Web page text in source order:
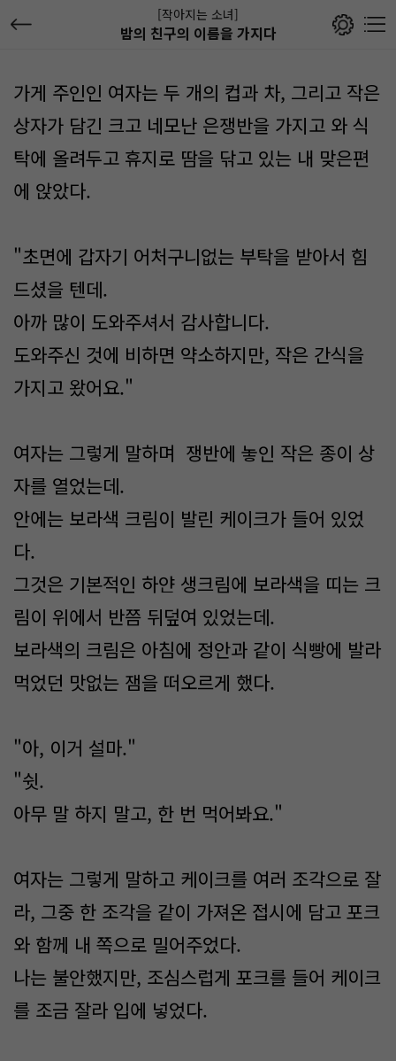
[작아지는 소녀]
밤의 친구의 이름을 가지다
가게 주인인 여자는 두 개의 컵과 차, 그리고 작은
상자가 담긴 크고 네모난 은쟁반을 가지고 와 식
탁에 올려두고 휴지로 땀을 닦고 있는 내 맞은편
에 앉았다.
"초면에 갑자기 어처구니없는 부탁을 받아서 힘
드셨을 텐데.
아까 많이 도와주셔서 감사합니다.
도와주신 것에 비하면 약소하지만, 작은 간식을
가지고 왔어요."
여자는 그렇게 말하며 쟁반에 놓인 작은 종이 상
자를 열었는데.
안에는 보라색 크림이 발린 케이크가 들어 있었
다.
그것은 기본적인 하얀 생크림에 보라색을 띠는 크
림이 위에서 반쯤 뒤덮여 있었는데.
보라색의 크림은 아침에 정안과 같이 식빵에 발라
먹었던 맛없는 잼을 떠오르게 했다.
"아, 이거 설마."
"쉿.
아무 말 하지 말고, 한 번 먹어봐요."
여자는 그렇게 말하고 케이크를 여러 조각으로 잘
라, 그중 한 조각을 같이 가져온 접시에 담고 포크
와 함께 내 쪽으로 밀어주었다.
나는 불안했지만, 조심스럽게 포크를 들어 케이크
를 조금 잘라 입에 넣었다.